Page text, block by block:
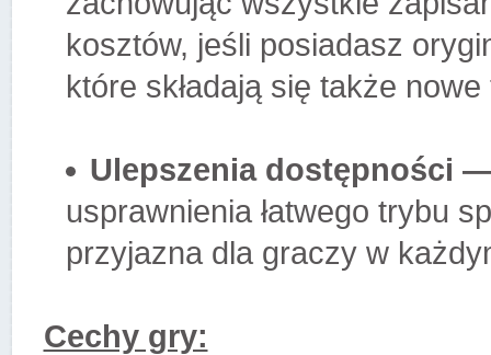
kosztów, jeśli posiadasz
które składają się także
Ulepszenia dostępności
usprawnienia łatwego trybu
przyjazna dla graczy w
Cechy gry: